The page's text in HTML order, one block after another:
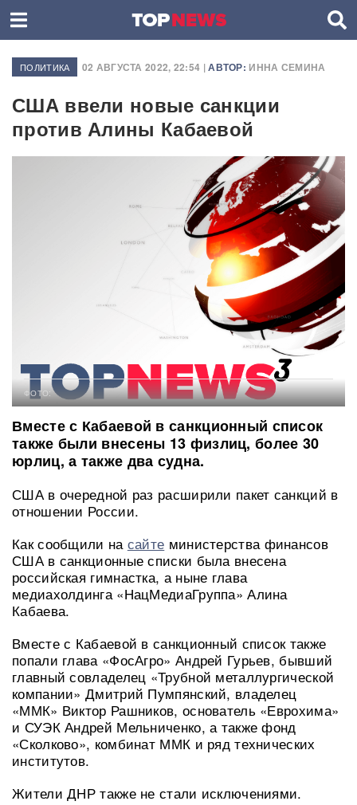
ПОЛИТИКА 02 АВГУСТА 2022, 22:54 |АВТОР: ИННА СЕМИНА
США ввели новые санкции
против Алины Кабаевой
ФОТО:
Вместе с Кабаевой в санкционный список
также были внесены 13 физлиц, более 30
юрлиц, а также два судна.
США в очередной раз расширили пакет санкций в
отношении России.
Как сообщили на сайте министерства финансов
США в санкционные списки была внесена
российская гимнастка, а ныне глава
медиахолдинга «НацМедиаГруппа» Алина
Кабаева.
Вместе с Кабаевой в санкционный список также
попали глава «ФосАгро» Андрей Гурьев, бывший
главный совладелец «Трубной металлургической
компании» Дмитрий Пумпянский, владелец
«ММК» Виктор Рашников, основатель «Еврохима»
и СУЭК Андрей Мельниченко, а также фонд
«Сколково», комбинат ММК и ряд технических
институтов.
Жители ДНР также не стали исключениями.